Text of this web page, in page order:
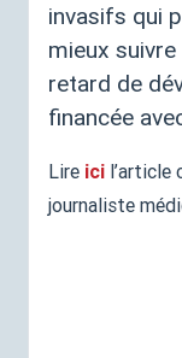
invasifs qui
mieux
retard de
financée
Lire ici l’article
journaliste